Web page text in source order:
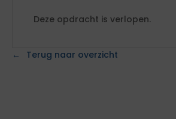
Deze opdracht is verlopen.
Terug naar overzicht